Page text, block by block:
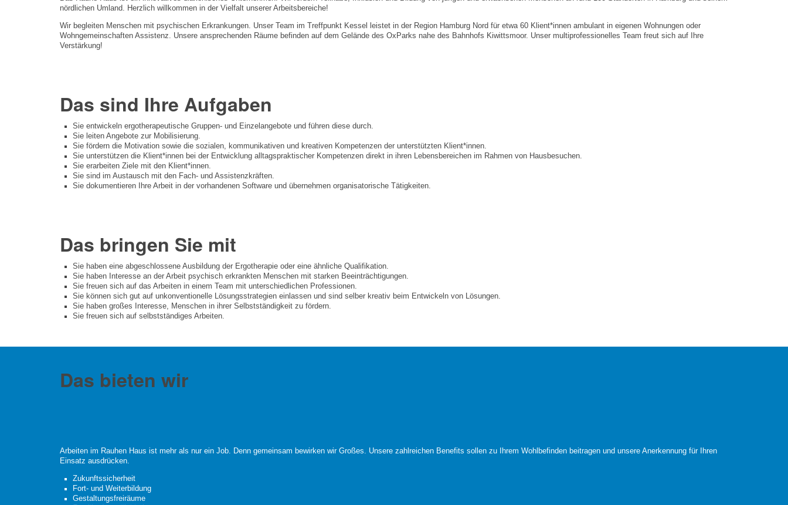
nördlichen Umland. Herzlich willkommen in der Vielfalt unserer Arbeitsbereiche!
Wir begleiten Menschen mit psychischen Erkrankungen. Unser Team im Treffpunkt Kessel leistet in der Region Hamburg Nord für etwa 60 Klient*innen ambulant in eigenen Wohnungen oder
Wohngemeinschaften Assistenz. Unsere ansprechenden Räume befinden auf dem Gelände des OxParks nahe des Bahnhofs Kiwittsmoor. Unser multiprofessionelles Team freut sich auf Ihre
Verstärkung!
Das sind Ihre Aufgaben
Sie entwickeln ergotherapeutische Gruppen- und Einzelangebote und führen diese durch.
Sie leiten Angebote zur Mobilisierung.
Sie fördern die Motivation sowie die sozialen, kommunikativen und kreativen Kompetenzen der unterstützten Klient*innen.
Sie unterstützen die Klient*innen bei der Entwicklung alltagspraktischer Kompetenzen direkt in ihren Lebensbereichen im Rahmen von Hausbesuchen.
Sie erarbeiten Ziele mit den Klient*innen.
Sie sind im Austausch mit den Fach- und Assistenzkräften.
Sie dokumentieren Ihre Arbeit in der vorhandenen Software und übernehmen organisatorische Tätigkeiten.
Das bringen Sie mit
Sie haben eine abgeschlossene Ausbildung der Ergotherapie oder eine ähnliche Qualifikation.
Sie haben Interesse an der Arbeit psychisch erkrankten Menschen mit starken Beeinträchtigungen.
Sie freuen sich auf das Arbeiten in einem Team mit unterschiedlichen Professionen.
Sie können sich gut auf unkonventionelle Lösungsstrategien einlassen und sind selber kreativ beim Entwickeln von Lösungen.
Sie haben großes Interesse, Menschen in ihrer Selbstständigkeit zu fördern.
Sie freuen sich auf selbstständiges Arbeiten.
Das bieten wir
Arbeiten im Rauhen Haus ist mehr als nur ein Job. Denn gemeinsam bewirken wir Großes. Unsere zahlreichen Benefits sollen zu Ihrem Wohlbefinden beitragen und unsere Anerkennung für Ihren
Einsatz ausdrücken.
Zukunftssicherheit
Fort- und Weiterbildung
Gestaltungsfreiräume